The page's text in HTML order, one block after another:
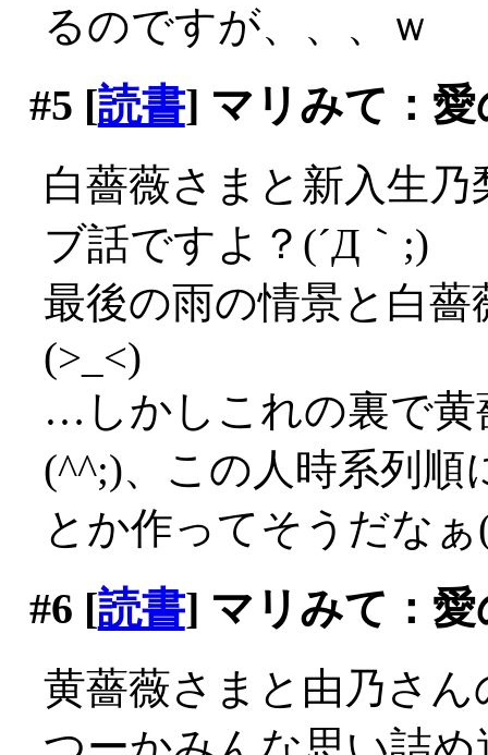
るのですが、、、ｗ
#5 [読書] マリみて：
白薔薇さまと新入生
ブ話ですよ？(´Д｀;)
最後の雨の情景と白
(>_<)
…しかしこれの裏で黄
(^^;)、この人時系列
とか作ってそうだなぁ
#6 [読書] マリみて：
黄薔薇さまと由乃さ